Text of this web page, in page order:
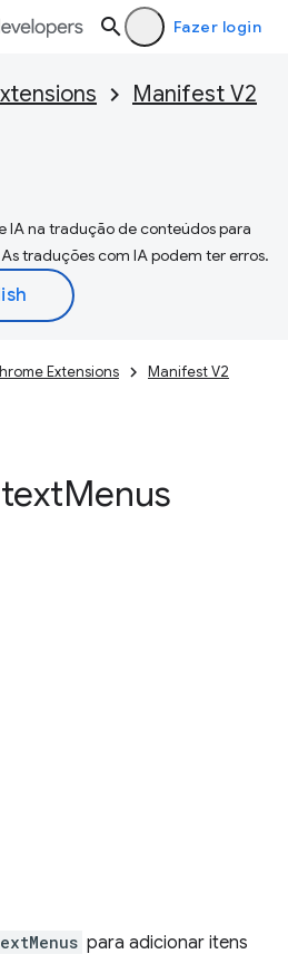
Fazer login
Manifest V2
IA na tradução de conteúdos para
traduções com IA podem ter erros.
Extensions
Manifest V2
Menus
para adicionar itens